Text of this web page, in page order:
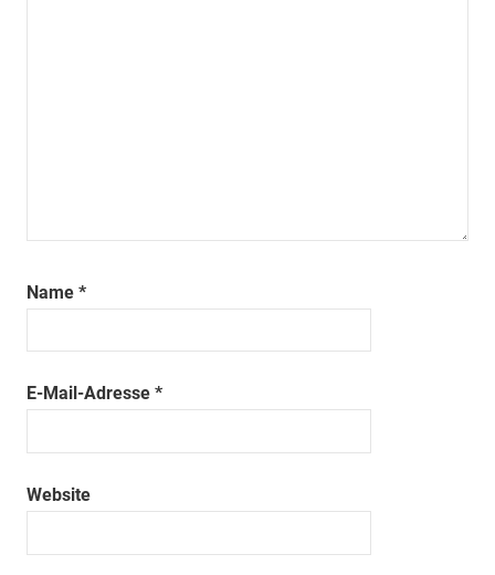
Name *
E-Mail-Adresse *
Website